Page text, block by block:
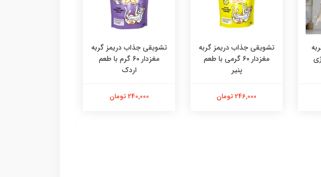
تشویقی جذاب دریمز گربه
مغزدار ۶۰ گرمی با طعم
پنیر
246,000 تومان
تشویقی جذاب دریمز گربه
مغزدار ۶۰ گرم با طعم
اردک
240,000 تومان